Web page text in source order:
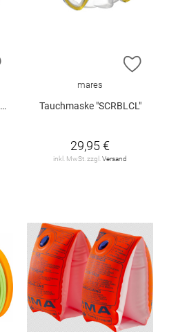
ZUR WUNSCHLISTE HINZUFÜGEN
ZUR
mares
Tauchmaske "SCRBLCL"
29,95 €
inkl. MwSt. zzgl. Versand